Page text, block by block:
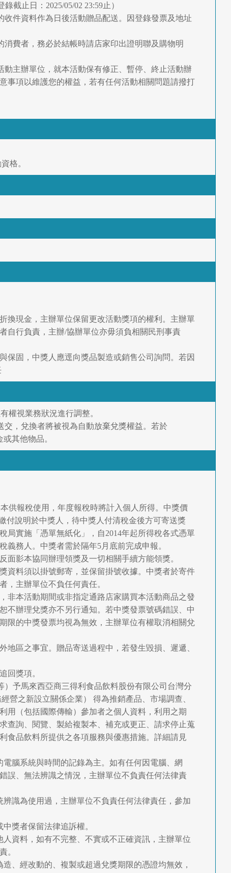
截止日：2025/05/02 23:59止）
件資料作為日後活動贈品配送。因登錄發票及地址
費者，務必於結帳時請店家印出證明聯及購物明
主辦單位，就本活動保有修正、暫停、終止活動辦
事項以維護您的權益，若有任何活動相關問題請撥打
格。
現金，主辦單位保留更改活動獎項的權利。主辦單
自行負責，主辦/協辦單位亦毋須負相關民刑事責
固，中獎人應逕向獎品製造或銷售公司詢問。若因
權視業務狀況進行調整。
，兌換者將被視為自動放棄兌獎權益。若於
其他物品。
供報稅使用，年度報稅時將計入個人所得。中獎價
付說明於中獎人，待中獎人付清稅金後方可寄送獎
局實施「憑單無紙化」，自2014年起所得稅各式憑單
務人。中獎者需於隔年5月底前完成申報。
面影本協同辦理領獎及一切相關手續方能領獎。
資料須以掛號郵寄，並保留掛號收據。中獎者於寄件
，主辦單位不負任何責任。
非本活動期間或非指定通路店家購買本活動商品之發
不辦理兌獎亦不另行通知。若中獎發票號碼錯誤、中
限的中獎發票均視為無效，主辦單位有權取消相關兌
區之事宜。贈品寄送過程中，若發生毀損、遲遞、
回獎項。
予馬來西亞商三得利食品飲料股份有限公司台灣分
營之新設立關係企業） 得為推銷產品、市場調查、
用（包括國際傳輸）參加者之個人資料，利用之期
查詢、閱覽、製給複製本、補充或更正、請求停止蒐
食品飲料所提供之各項服務與優惠措施。詳細請見
腦系統與時間的記錄為主。如有任何因電腦、網
誤、無法辨識之情況，主辦單位不負責任何法律責
識為使用過，主辦單位不負責任何法律責任，參加
獎者保留法律追訴權。
資料，如有不完整、不實或不正確資訊，主辦單位
。
、經改動的、複製或超過兌獎期限的憑證均無效，